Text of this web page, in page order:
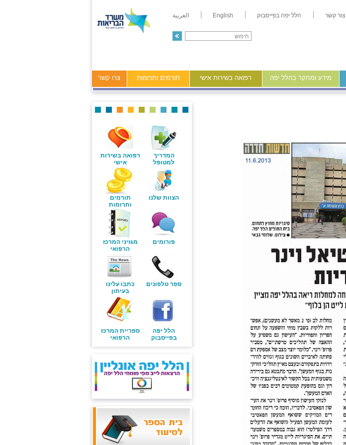
צור קשר הלל יפה בפייסבוק English العربية
מידע ומחקר בהלל יפה רפואה בשירות אישי תורמים ותרומות צרו קשר
המדריך
למטופל
רפואה בשירות
אישי
הצוות שלנו
תורמים
ותרומות
פורומים
מגזיני המרכז
הרפואי
ספר טלפונים
כתבו עלינו
בעיתון
הלל יפה
בפייסבוק
ספריית המרכז
הרפואי